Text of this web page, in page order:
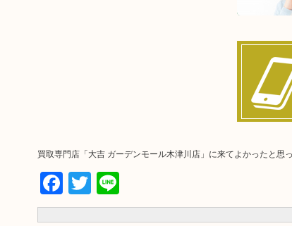
買取専門店「大吉 ガーデンモール木津川店」に来てよかったと思
Facebook
Twitter
Line